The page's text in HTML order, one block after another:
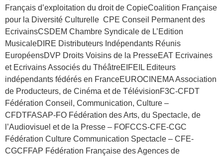
Français d’exploitation du droit de CopieCoalition Française
pour la Diversité Culturelle CPE Conseil Permanent des
EcrivainsCSDEM Chambre Syndicale de L’Edition
MusicaleDIRE Distributeurs Indépendants Réunis
EuropéensDVP Droits Voisins de la PresseEAT Ecrivaines
et Ecrivains Associés du ThéâtreEIFEIL Editeurs
indépendants fédérés en FranceEUROCINEMA Association
de Producteurs, de Cinéma et de TélévisionF3C-CFDT
Fédération Conseil, Communication, Culture –
CFDTFASAP-FO Fédération des Arts, du Spectacle, de
l’Audiovisuel et de la Presse – FOFCCS-CFE-CGC
Fédération Culture Communication Spectacle – CFE-
CGCFFAP Fédération Française des Agences de